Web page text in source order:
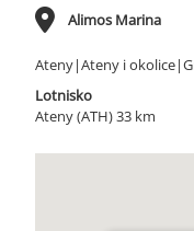
Alimos Marina
Ateny|Ateny i
Lotnisko
Ateny (ATH) 33 km